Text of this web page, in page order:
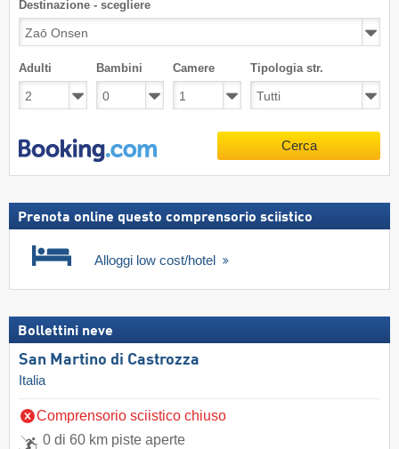
Destinazione - scegliere
Adulti Bambini Camere Tipologia str.
Cerca
Prenota online questo comprensorio sciistico
Alloggi low cost/hotel
Bollettini neve
San Martino di Castrozza
Italia
Comprensorio sciistico chiuso
0 di 60 km piste aperte